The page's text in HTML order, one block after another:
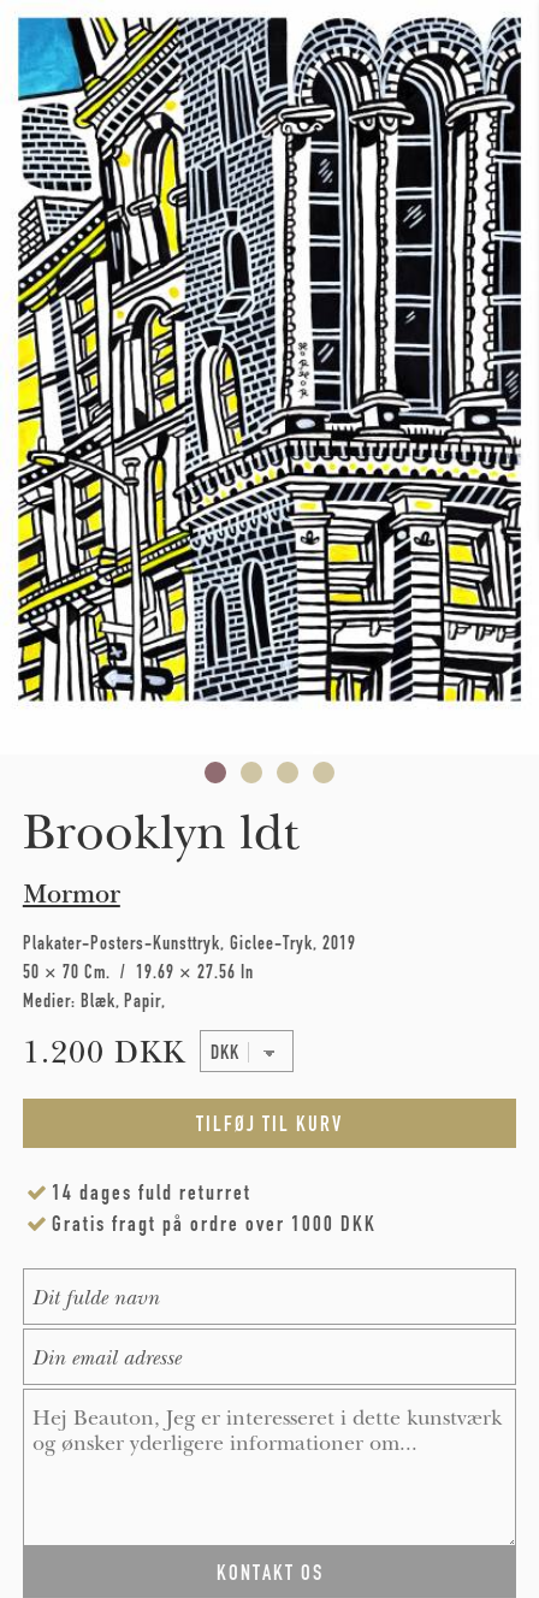
Skip to main content
Brooklyn ldt
Mormor
Plakater-Posters-Kunsttryk Giclee-Tryk 2019
50 × 70 Cm
19.69 × 27.56 In
Medier: Blæk Papir
1.200 DKK
14 dages fuld returret
Gratis fragt på ordre over 1000 DKK